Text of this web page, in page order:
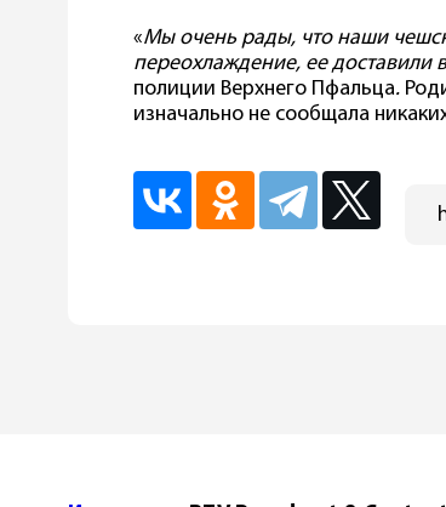
«Мы очень рады, что наши
переохлаждение, ее доставили
полиции Верхнего Пфальца.
изначально не сообщала